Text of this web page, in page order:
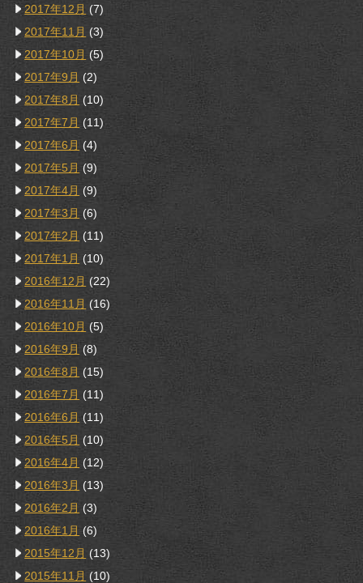
2017年12月 (7)
2017年11月 (3)
2017年10月 (5)
2017年9月 (2)
2017年8月 (10)
2017年7月 (11)
2017年6月 (4)
2017年5月 (9)
2017年4月 (9)
2017年3月 (6)
2017年2月 (11)
2017年1月 (10)
2016年12月 (22)
2016年11月 (16)
2016年10月 (5)
2016年9月 (8)
2016年8月 (15)
2016年7月 (11)
2016年6月 (11)
2016年5月 (10)
2016年4月 (12)
2016年3月 (13)
2016年2月 (3)
2016年1月 (6)
2015年12月 (13)
2015年11月 (10)